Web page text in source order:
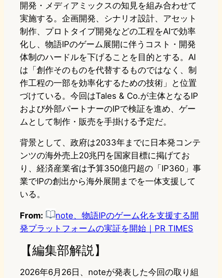
開発・メディアミックスの知見を組み合わせて
実施する。企画開発、シナリオ設計、アセット
制作、プロトタイプ開発などの工程をAIで効率
化し、物語IPのゲーム展開に伴うコスト・開発
体制のハードルを下げることを目的とする。AI
は「創作そのものを代替するものではなく、制
作工程の一部を効率化するための技術」と位置
づけている。今回はTales & Co.が主体となるIP
および外部パートナーのIPで検証を進め、ゲー
ムとして制作・販売を手掛ける予定だ。
背景として、政府は2033年までに日本発コンテ
ンツの海外売上20兆円を国家目標に掲げてお
り、経済産業省は予算350億円超の「IP360」事
業でIPの創出から海外展開までを一体支援して
いる。
From:
note、物語IPのゲーム化を支援する開
発プラットフォームの実証を開始｜PR TIMES
【編集部解説】
2026年6月26日、noteが発表した今回の取り組